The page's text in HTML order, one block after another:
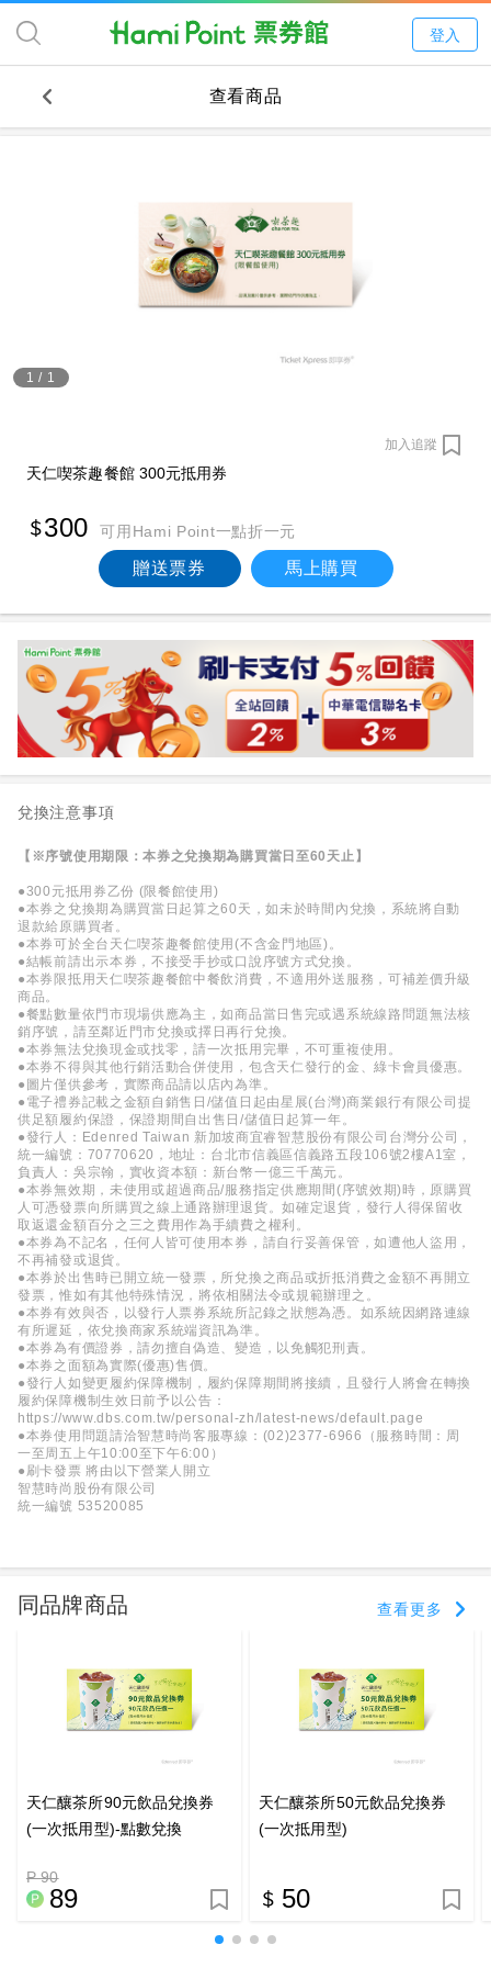
登入
查看商品
1 / 1
加入追蹤
天仁喫茶趣餐館 300元抵用券
300 可用Hami Point一點折一元
贈送票券 馬上購買
兌換注意事項
【※序號使用期限：本券之兌換期為購買當日至60天止】
●300元抵用券乙份 (限餐館使用)
●本券之兌換期為購買當日起算之60天，如未於時間內兌換，系統將自動
退款給原購買者。
●本券可於全台天仁喫茶趣餐館使用(不含金門地區)。
●結帳前請出示本券，不接受手抄或口說序號方式兌換。
●本券限抵用天仁喫茶趣餐館中餐飲消費，不適用外送服務，可補差價升級
商品。
●餐點數量依門市現場供應為主，如商品當日售完或遇系統線路問題無法核
銷序號，請至鄰近門市兌換或擇日再行兌換。
●本券無法兌換現金或找零，請一次抵用完畢，不可重複使用。
●本券不得與其他行銷活動合併使用，包含天仁發行的金、綠卡會員優惠。
●圖片僅供參考，實際商品請以店內為準。
●電子禮券記載之金額自銷售日/儲值日起由星展(台灣)商業銀行有限公司提
供足額履約保證，保證期間自出售日/儲值日起算一年。
●發行人：Edenred Taiwan 新加坡商宜睿智慧股份有限公司台灣分公司，
統一編號：70770620，地址：台北市信義區信義路五段106號2樓A1室，
負責人：吳宗翰，實收資本額：新台幣一億三千萬元。
●本券無效期，未使用或超過商品/服務指定供應期間(序號效期)時，原購買
人可憑發票向所購買之線上通路辦理退貨。如確定退貨，發行人得保留收
取返還金額百分之三之費用作為手續費之權利。
●本券為不記名，任何人皆可使用本券，請自行妥善保管，如遭他人盜用，
不再補發或退貨。
●本券於出售時已開立統一發票，所兌換之商品或折抵消費之金額不再開立
發票，惟如有其他特殊情況，將依相關法令或規範辦理之。
●本券有效與否，以發行人票券系統所記錄之狀態為憑。如系統因網路連線
有所遲延，依兌換商家系統端資訊為準。
●本券為有價證券，請勿擅自偽造、變造，以免觸犯刑責。
●本券之面額為實際(優惠)售價。
●發行人如變更履約保障機制，履約保障期間將接續，且發行人將會在轉換
履約保障機制生效日前予以公告：
https://www.dbs.com.tw/personal-zh/latest-news/default.page
●本券使用問題請洽智慧時尚客服專線：(02)2377-6966（服務時間：周
一至周五上午10:00至下午6:00）
●刷卡發票 將由以下營業人開立
智慧時尚股份有限公司
統一編號 53520085
同品牌商品 查看更多
天仁釀茶所90元飲品兌換券
(一次抵用型)-點數兌換
P 90
89
天仁釀茶所50元飲品兌換券
(一次抵用型)
50